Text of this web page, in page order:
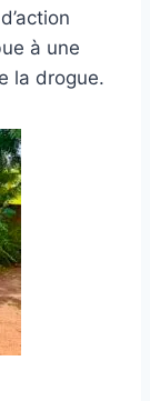
à une
la drogue.